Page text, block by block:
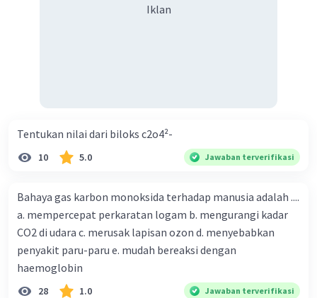
Iklan
Tentukan nilai dari biloks c2o4²-
10 5.0 Jawaban terverifikasi
Bahaya gas karbon monoksida terhadap manusia adalah ....
a. mempercepat perkaratan logam b. mengurangi kadar
CO2 di udara c. merusak lapisan ozon d. menyebabkan
penyakit paru-paru e. mudah bereaksi dengan
haemoglobin
28 1.0 Jawaban terverifikasi